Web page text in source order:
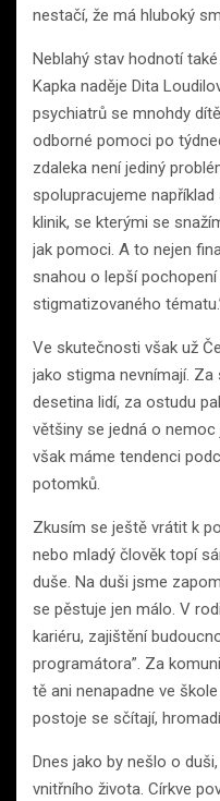
nestačí, že má hluboký
Neblahý stav hodnotí
Kapka naděje Dita
psychiatrů se mnohdy
odborné pomoci po
zdaleka není jediný
spolupracujeme
klinik, se kterými se
jak pomoci. A to nejen
snahou o lepší
stigmatizovaného
Ve skutečnosti však už
jako stigma nevnímají.
desetina lidí, za ostudu
většiny se jedná o
však máme tendenci
potomků.
Zkusím se ještě vrátit k
nebo mladý člověk topí
duše. Na duši jsme
se pěstuje jen málo. V
kariéru, zajištění
programátora”. Za
tě ani nenapadne ve
postoje se sčítají,
Dnes jako by nešlo o
vnitřního života. Církve